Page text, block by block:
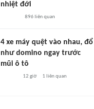
nhiệt đới
896 liên quan
4 xe máy quệt vào nhau, đổ
như domino ngay trước
mũi ô tô
12 giờ 1 liên quan